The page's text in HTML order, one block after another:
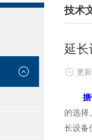
技术
/
延
更
的选择
长设备